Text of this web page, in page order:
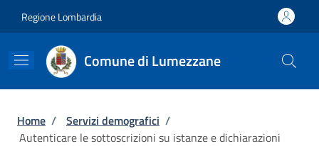
Regione Lombardia
Comune di Lumezzane
Briciole di pane
Home / Servizi demografici /
Autenticare le sottoscrizioni su istanze e dichiarazioni